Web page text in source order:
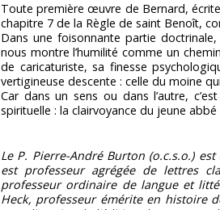
Toute première œuvre de Bernard,
chapitre 7 de la Règle de saint Benoît,
Dans une foisonnante partie
nous montre l’humilité comme un
de caricaturiste, sa finesse
vertigineuse descente : celle du moine
Car dans un sens ou dans l’autre,
spirituelle : la clairvoyance du jeune
Le P. Pierre-André Burton (o.c.s.o.)
est professeur agrégée de lettres
professeur ordinaire de langue et
Heck, professeur émérite en histoire